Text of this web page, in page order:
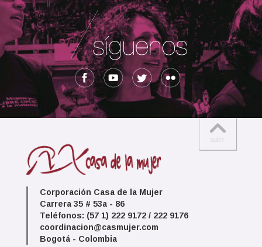
Corporación Casa de la Mujer
Carrera 35 # 53a - 86
Teléfonos: (57 1) 222 9172 / 222 9176
coordinacion@casmujer.com
Bogotá - Colombia